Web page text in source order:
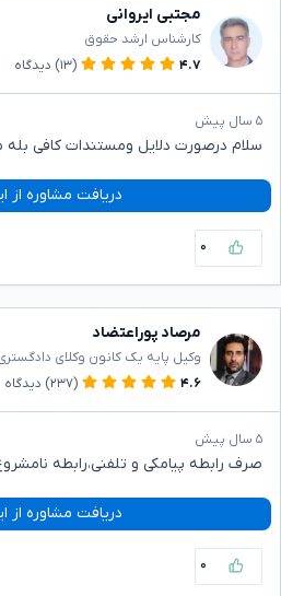
مجتبی ایروانی
کارشناس ارشد حقوق
۴.۷
(۱۳) دیدگاه
۵ سال پیش
سلام درصورت دلایل ومستندات کافی بله
دریافت مشاوره از
۰
مرصاد پوراعتضاد
وکیل پایه یک کانون وکلای
۴.۶
(۲۳۷) دیدگاه
۵ سال پیش
صرف رابطه پیامکی و تلفنی،رابطه
دریافت مشاوره از
۰